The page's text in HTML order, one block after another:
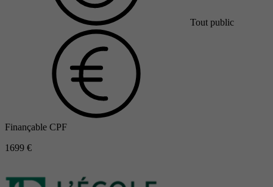
Tout public
Finançable CPF
1699 €